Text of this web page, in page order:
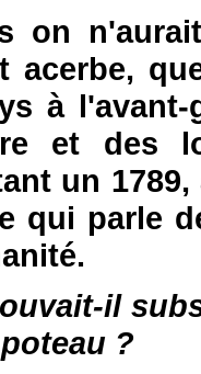
on
acerbe,
à
et des
un
qui parle
il
?